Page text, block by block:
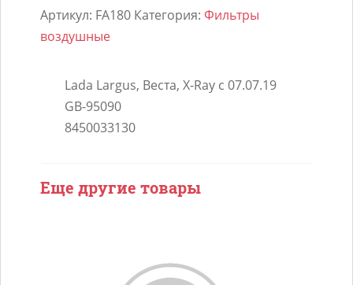
Артикул: FA180 Категория: Фильтры
воздушные
Lada Largus, Веста, X-Ray с 07.07.19
GB-95090
8450033130
Еще другие товары